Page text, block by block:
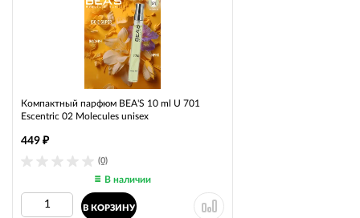
Компактный парфюм BEA'S 10 ml U 701
Escentric 02 Molecules unisex
(0)
449 ₽
В наличии
В КОРЗИНУ